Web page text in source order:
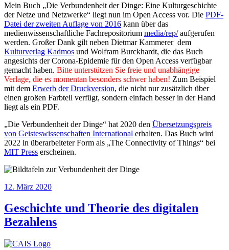
Mein Buch „Die Verbundenheit der Dinge: Eine Kulturgeschichte
der Netze und Netzwerke“ liegt nun im Open Access vor. Die PDF-
Datei der zweiten Auflage von 2016 kann über das
medienwissenschaftliche Fachrepositorium media/rep/aufgerufen
werden. Großer Dank gilt neben Dietmar Kammerer dem
Kulturverlag Kadmos und Wolfram Burckhardt, die das Buch
angesichts der Corona-Epidemie für den Open Access verfügbar
gemacht haben. Bitte unterstützen Sie freie und unabhängige
Verlage, die es momentan besonders schwer haben! Zum Beispiel
mit dem Erwerb der Druckversion, die nicht nur zusätzlich über
einen großen Farbteil verfügt, sondern einfach besser in der Hand
liegt als ein PDF.
„Die Verbundenheit der Dinge“ hat 2020 den Übersetzungspreis
von Geisteswissenschaften International erhalten. Das Buch wird
2022 in überarbeiteter Form als „The Connectivity of Things“ bei
MIT Press erscheinen.
Veröffentlicht
12. März 2020
Geschichte und Theorie des digitalen
Bezahlens